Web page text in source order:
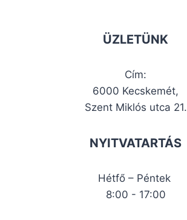
ÜZLETÜNK
Cím:
6000 Kecskemét,
Szent Miklós utca 21.
NYITVATARTÁS
Hétfő – Péntek
8:00 - 17:00